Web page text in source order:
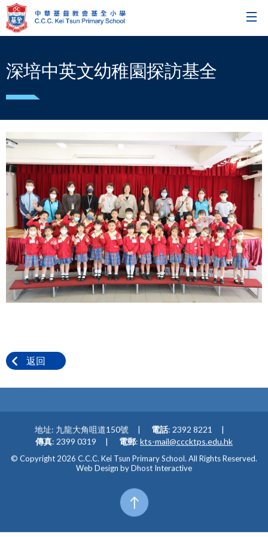
深培中英文幼稚園探訪基全
返回
地址: 九龍大角咀道150號 電話
傳真: 2399 0319 電郵 : kts-mail@cccktps.edu.hk
Web Design by Dhost Interactive